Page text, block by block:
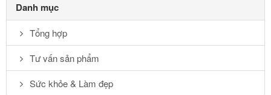
Danh mục
Tổng hợp
Tư vấn sản phẩm
Sức khỏe & Làm đẹp